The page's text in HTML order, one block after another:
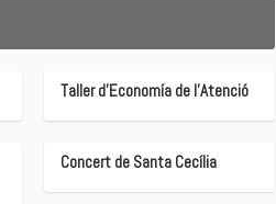
Taller d'Economía de l'Atenció
Concert de Santa Cecília